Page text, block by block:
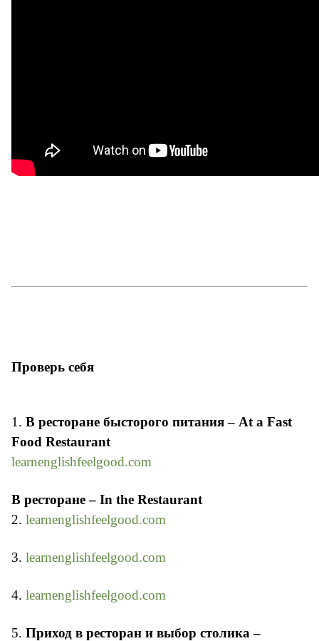
Проверь себя
1. В ресторане бысторого питания – At a Fast
Food Restaurant
learnenglishfeelgood.com
В ресторане – In the Restaurant
2. learnenglishfeelgood.com
3. learnenglishfeelgood.com
4. learnenglishfeelgood.com
5. Приход в ресторан и выбор столика –